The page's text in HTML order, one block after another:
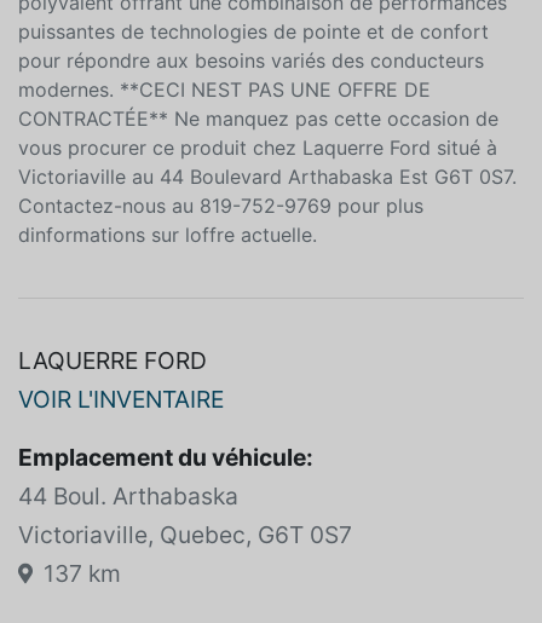
Ford F-150 XLT cabine SuperCrew 4RM avec une
caisse de 55 pieds de 2021 est un camion robuste et
polyvalent offrant une combinaison de performances
puissantes de technologies de pointe et de confort
pour répondre aux besoins variés des conducteurs
modernes. **CECI NEST PAS UNE OFFRE DE
CONTRACTÉE** Ne manquez pas cette occasion de
vous procurer ce produit chez Laquerre Ford situé à
Victoriaville au 44 Boulevard Arthabaska Est G6T 0S7.
VOIR L'INVENTAIRE
Emplacement du véhicule:
44 Boul. Arthabaska